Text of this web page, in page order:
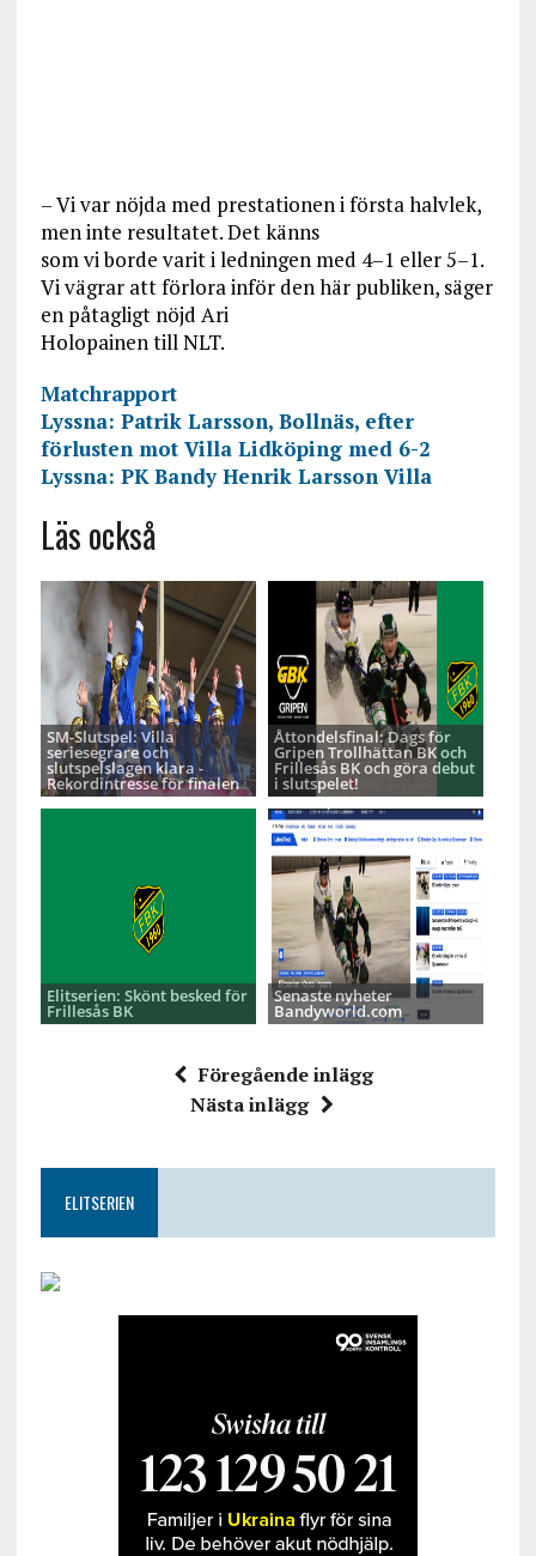
– Vi var nöjda med prestationen i första halvlek,
men inte resultatet. Det känns
som vi borde varit i ledningen med 4–1 eller 5–1.
Vi vägrar att förlora inför den här publiken, säger
en påtagligt nöjd Ari
Holopainen till NLT.
Matchrapport
Lyssna: Patrik Larsson, Bollnäs, efter
förlusten mot Villa Lidköping med 6-2
Lyssna: PK Bandy Henrik Larsson Villa
Läs också
SM-Slutspel: Villa
seriesegrare och
slutspelslagen klara -
Rekordintresse för finalen
Åttondelsfinal: Dags för
Gripen Trollhättan BK och
Frillesås BK och göra debut
i slutspelet!
Elitserien: Skönt besked för
Frillesås BK
Senaste nyheter
Bandyworld.com
Föregående inlägg
Nästa inlägg
ELITSERIEN